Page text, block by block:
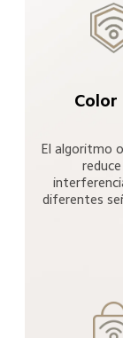
Color
El algoritmo
reduce
diferentes